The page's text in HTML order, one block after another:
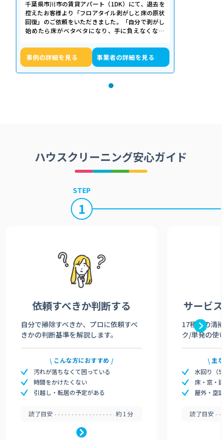
千葉県市川市の賃貸アパート（1DK）にて、退去を
控えたお客様より「フロアタイル剥がしと床の原状
回復」のご依頼をいただきました。「自分で剥がし
始めたら床がベタベタになり、手に負えなくなっ
事例の詳細を見る 事業者の詳細を見る
ハウスクリーニング安心ガイド
STEP
1
依頼すべきか判断する
自分で掃除すべきか、プロに依頼すべ
きかの判断基準を解説します。
こんな方におすすめ
汚れが落ちなくて困っている
時間をかけたくない
引越し・転居の予定がある
読了目安 約1分
サービ
17種類の清
ク/単発の使
主
水回り（
床・窓・
屋外・空
読了目安